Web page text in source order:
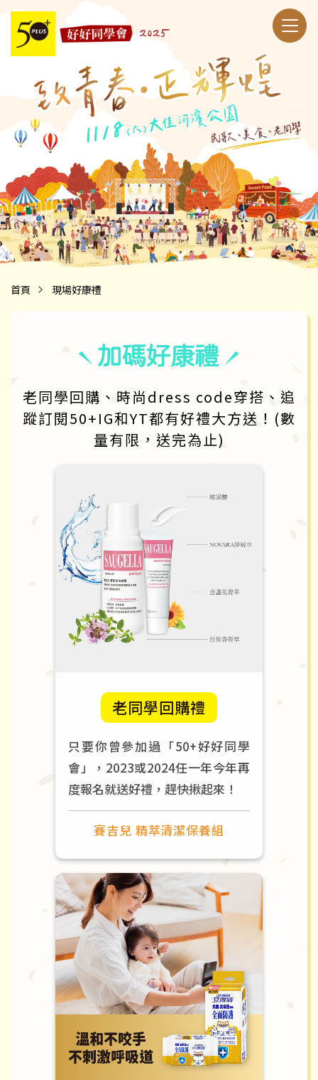
首頁 現場好康禮
老同學回購、時尚dress code穿搭、追
蹤訂閱50+IG和YT都有好禮大方送！(數
量有限，送完為止)
老同學回購禮
只要你曾參加過「50+好好同學
會」，2023或2024任一年今年再
度報名就送好禮，趕快揪起來！
賽吉兒 精萃清潔保養組